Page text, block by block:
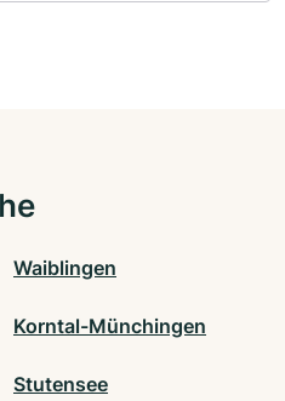
Waiblingen
Korntal-Münchingen
Stutensee